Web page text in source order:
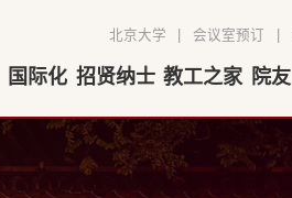
北京大学 会议室预订
国际化 招贤纳士 教工之家 院友